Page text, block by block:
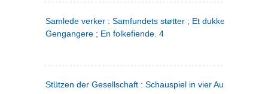
Samlede verker : Samfundets støtter ; Et dukkehjem ;
Gengangere ; En folkefiende. 4
Stützen der Gesellschaft : Schauspiel in vier Aufzügen